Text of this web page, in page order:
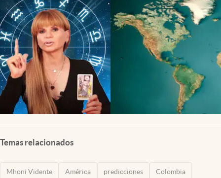
Temas relacionados
Mhoni Vidente América predicciones Colombia